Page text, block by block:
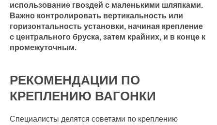
использование гвоздей с маленькими шляпками.
Важно контролировать вертикальность или
горизонтальность установки, начиная крепление
с центрального бруска, затем крайних, и в конце к
промежуточным.
РЕКОМЕНДАЦИИ ПО
КРЕПЛЕНИЮ ВАГОНКИ
Специалисты делятся советами по креплению